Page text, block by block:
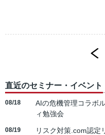
prev
直近のセミナー・イベント
08/18
AIの危機管理コラボ
ィ勉強会
08/19
リスク対策.com認定